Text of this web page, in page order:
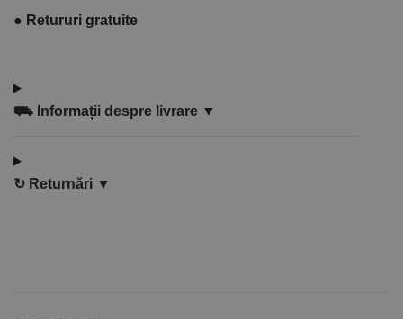
● Retururi gratuite
⛟ Informații despre livrare ▼
↻ Returnări ▼